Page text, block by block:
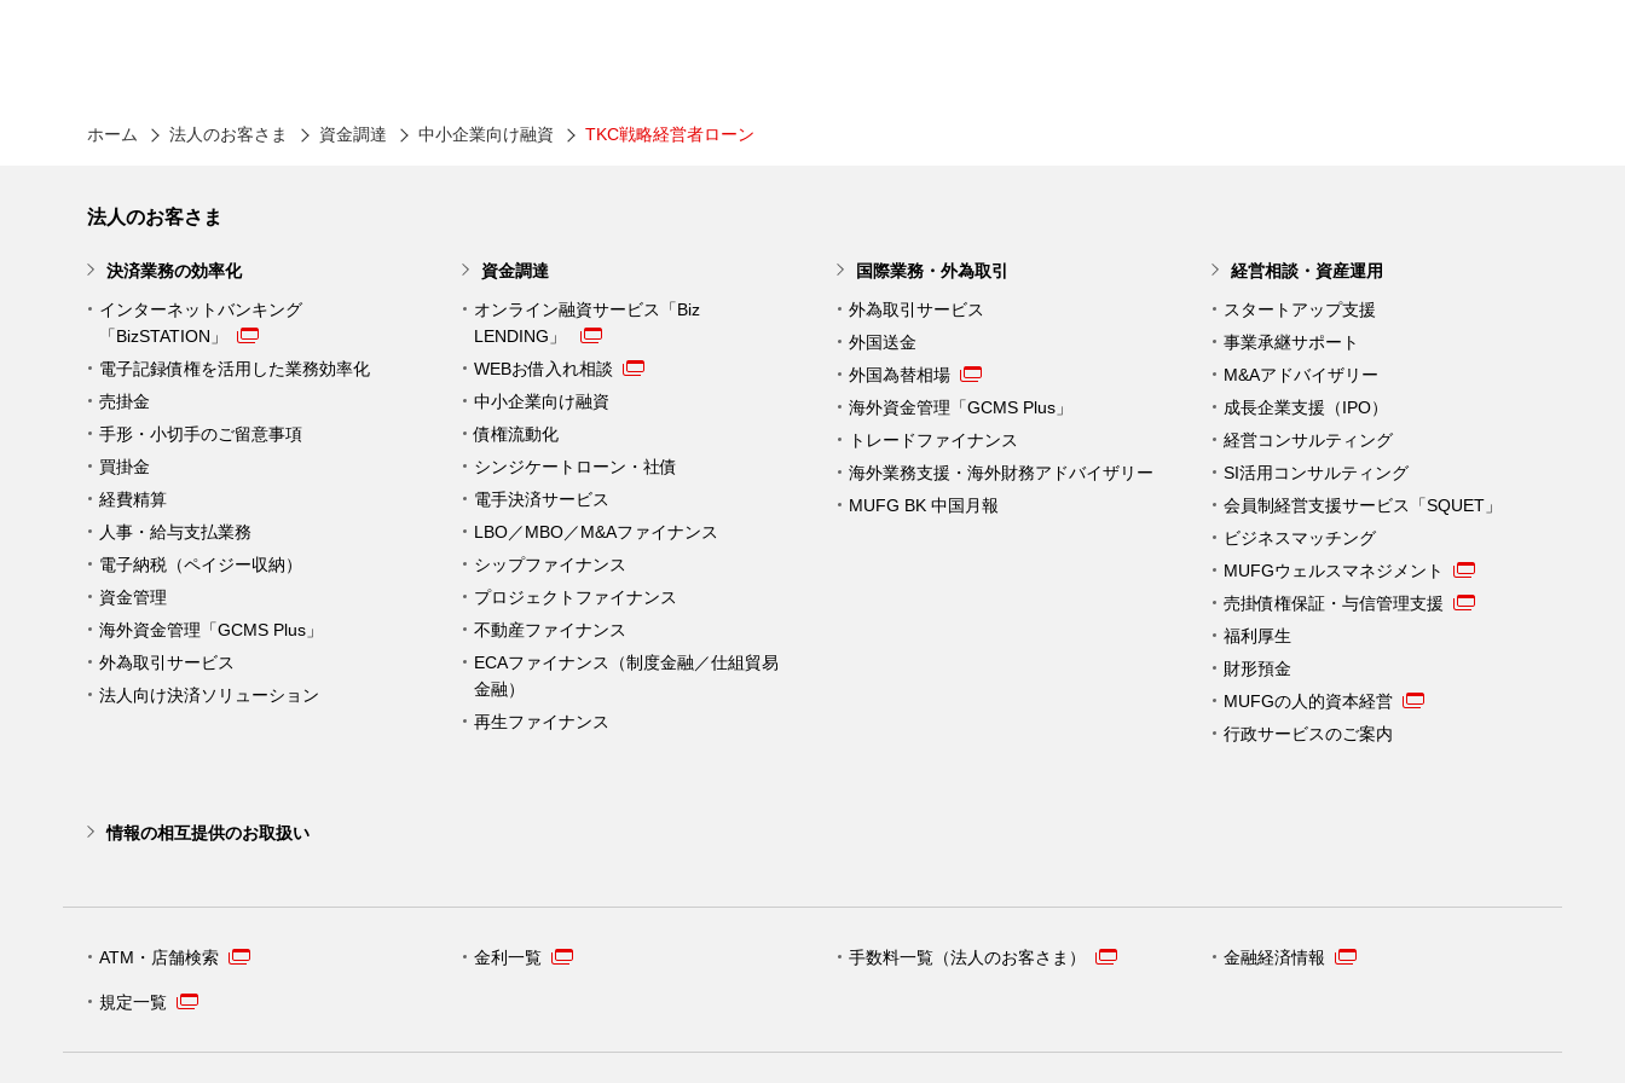
ホーム 法人のお客さま 資金調達 中小企業向け融資 TKC戦略経営者ローン
法人のお客さま
決済業務の効率化
インターネットバンキング
「BizSTATION」
電子記録債権を活用した業務効率化
売掛金
手形・小切手のご留意事項
買掛金
経費精算
人事・給与支払業務
電子納税（ペイジー収納）
資金管理
海外資金管理「GCMS Plus」
外為取引サービス
法人向け決済ソリューション
資金調達
オンライン融資サービス「Biz
LENDING」
WEBお借入れ相談
中小企業向け融資
債権流動化
シンジケートローン・社債
電手決済サービス
LBO／MBO／M&Aファイナンス
シップファイナンス
プロジェクトファイナンス
不動産ファイナンス
ECAファイナンス（制度金融／仕組貿易
金融）
再生ファイナンス
国際業務・外為取引
外為取引サービス
外国送金
外国為替相場
海外資金管理「GCMS Plus」
トレードファイナンス
海外業務支援・海外財務アドバイザリー
MUFG BK 中国月報
経営相談・資産運用
スタートアップ支援
事業承継サポート
M&Aアドバイザリー
成長企業支援（IPO）
経営コンサルティング
SI活用コンサルティング
会員制経営支援サービス「SQUET」
ビジネスマッチング
MUFGウェルスマネジメント
売掛債権保証・与信管理支援
福利厚生
財形預金
MUFGの人的資本経営
行政サービスのご案内
情報の相互提供のお取扱い
ATM・店舗検索 金利一覧 手数料一覧（法人のお客さま） 金融経済情報
規定一覧